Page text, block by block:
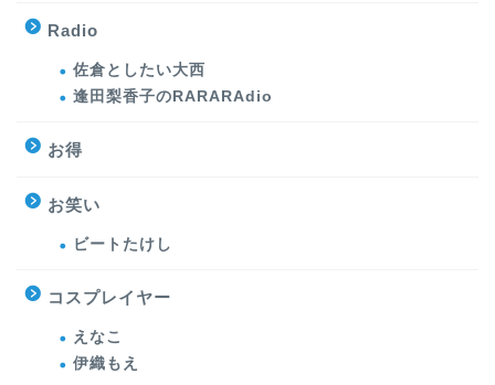
Radio
佐倉としたい大西
逢田梨香子のRARARAdio
お得
お笑い
ビートたけし
コスプレイヤー
えなこ
伊織もえ